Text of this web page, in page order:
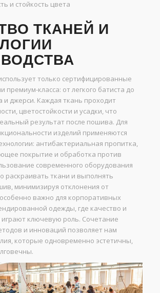
и стойкость цвета
ТКАНЕЙ И
только сертифицированные
премиум-класса: от легкого батиста до
и джерси. Каждая ткань проходит
цветостойкости и усадки, что
результат после пошива. Для
изделий применяются
антибактериальная пропитка,
покрытие и обработка против
современного оборудования
раскраивать ткани и выполнять
минимизируя отклонения от
важно для корпоративных
одежды, где качество и
играют ключевую роль. Сочетание
и инноваций позволяет нам
которые одновременно эстетичны,